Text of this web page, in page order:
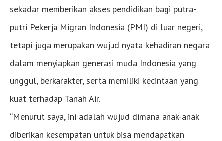
sekadar memberikan akses pendidikan bagi putra-
putri Pekerja Migran Indonesia (PMI) di luar negeri,
tetapi juga merupakan wujud nyata kehadiran negara
dalam menyiapkan generasi muda Indonesia yang
unggul, berkarakter, serta memiliki kecintaan yang
kuat terhadap Tanah Air.
“Menurut saya, ini adalah wujud dimana anak-anak
diberikan kesempatan untuk bisa mendapatkan